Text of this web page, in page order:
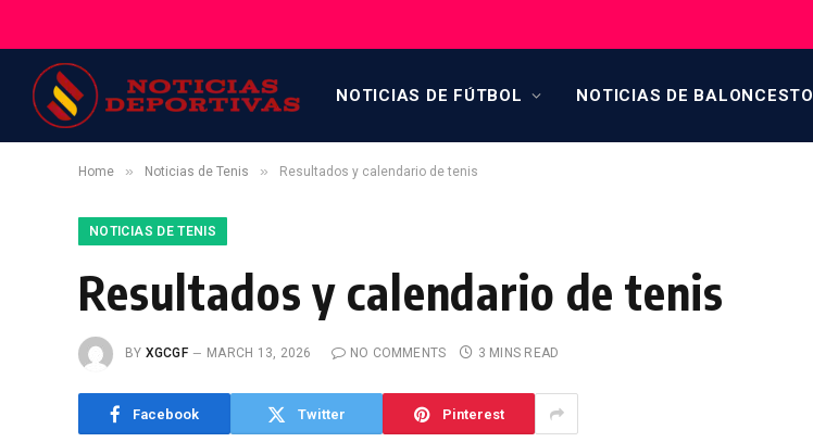
NOTICIAS DE FÚTBOL NOTICIAS DE BALONCESTO
Home » Noticias de Tenis » Resultados y calendario de tenis
NOTICIAS DE TENIS
Resultados y calendario de tenis
BY XGCGF MARCH 13, 2026 NO COMMENTS 3 MINS READ
Facebook Twitter Pinterest